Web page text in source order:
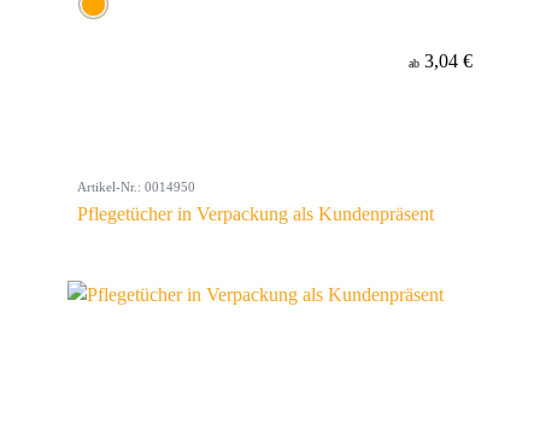
ab 3,04 €
Artikel-Nr.: 0014950
Pflegetücher in Verpackung als Kundenpräsent